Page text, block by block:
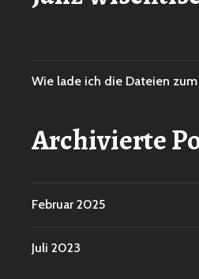
Wie lade ich die Dateien
Archivierte
Februar 2025
Juli 2023